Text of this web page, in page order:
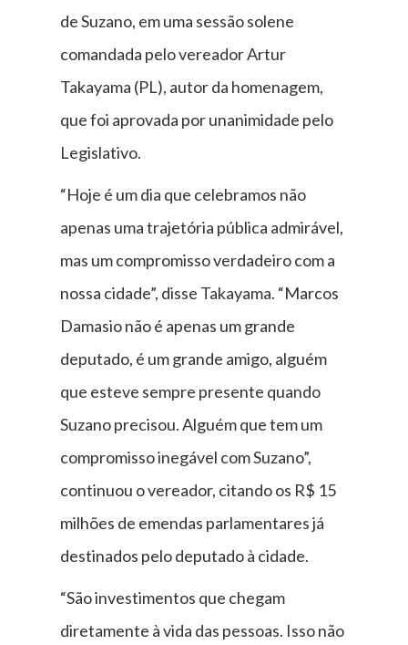
de Suzano, em uma sessão solene
comandada pelo vereador Artur
Takayama (PL), autor da homenagem,
que foi aprovada por unanimidade pelo
Legislativo.
“Hoje é um dia que celebramos não
apenas uma trajetória pública admirável,
mas um compromisso verdadeiro com a
nossa cidade”, disse Takayama. “Marcos
Damasio não é apenas um grande
deputado, é um grande amigo, alguém
que esteve sempre presente quando
Suzano precisou. Alguém que tem um
compromisso inegável com Suzano”,
continuou o vereador, citando os R$ 15
milhões de emendas parlamentares já
destinados pelo deputado à cidade.
“São investimentos que chegam
diretamente à vida das pessoas. Isso não